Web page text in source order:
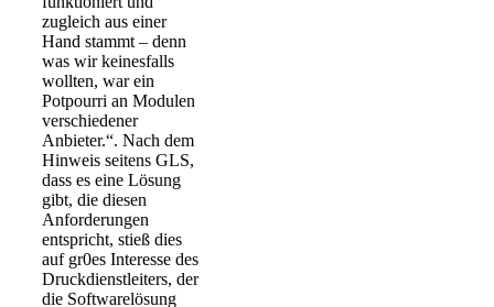
zugleich aus einer
Hand stammt – denn
was wir keinesfalls
wollten, war ein
Potpourri an Modulen
verschiedener
Anbieter.“. Nach dem
Hinweis seitens GLS,
dass es eine Lösung
gibt, die diesen
Anforderungen
entspricht, stieß dies
auf gr0es Interesse des
Druckdienstleiters, der
die Softwarelösung